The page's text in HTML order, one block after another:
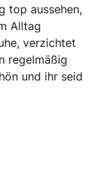
top aussehen,
Alltag
verzichtet
regelmäßig
und ihr seid